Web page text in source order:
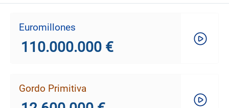
Euromillones
110.000.000 €
Gordo Primitiva